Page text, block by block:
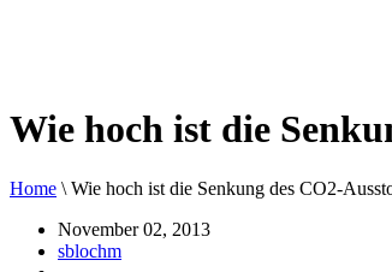
Wie hoch ist die
Home \ Wie hoch ist die Senkung des CO2-
November 02, 2013
sblochm